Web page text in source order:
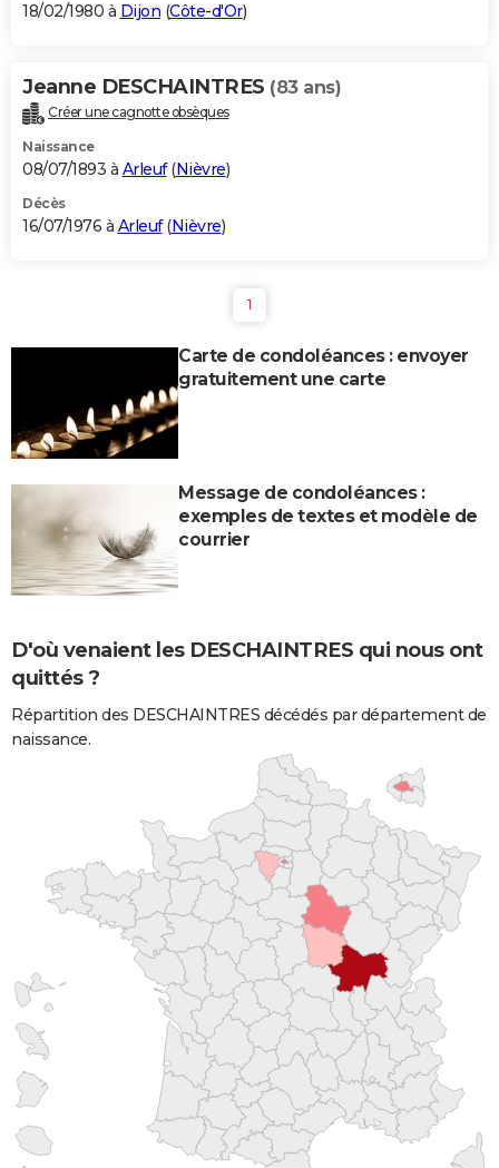
18/02/1980 à Dijon (Côte-d'Or)
Jeanne DESCHAINTRES (83 ans)
Créer une cagnotte obsèques
Naissance
08/07/1893 à Arleuf(Nièvre)
Décès
16/07/1976 à Arleuf(Nièvre)
1
Carte de condoléances : envoyer
gratuitement une carte
Message de condoléances :
exemples de textes et modèle de
courrier
D'où venaient les DESCHAINTRES qui nous ont
quittés ?
Répartition des DESCHAINTRES décédés par département de
naissance.